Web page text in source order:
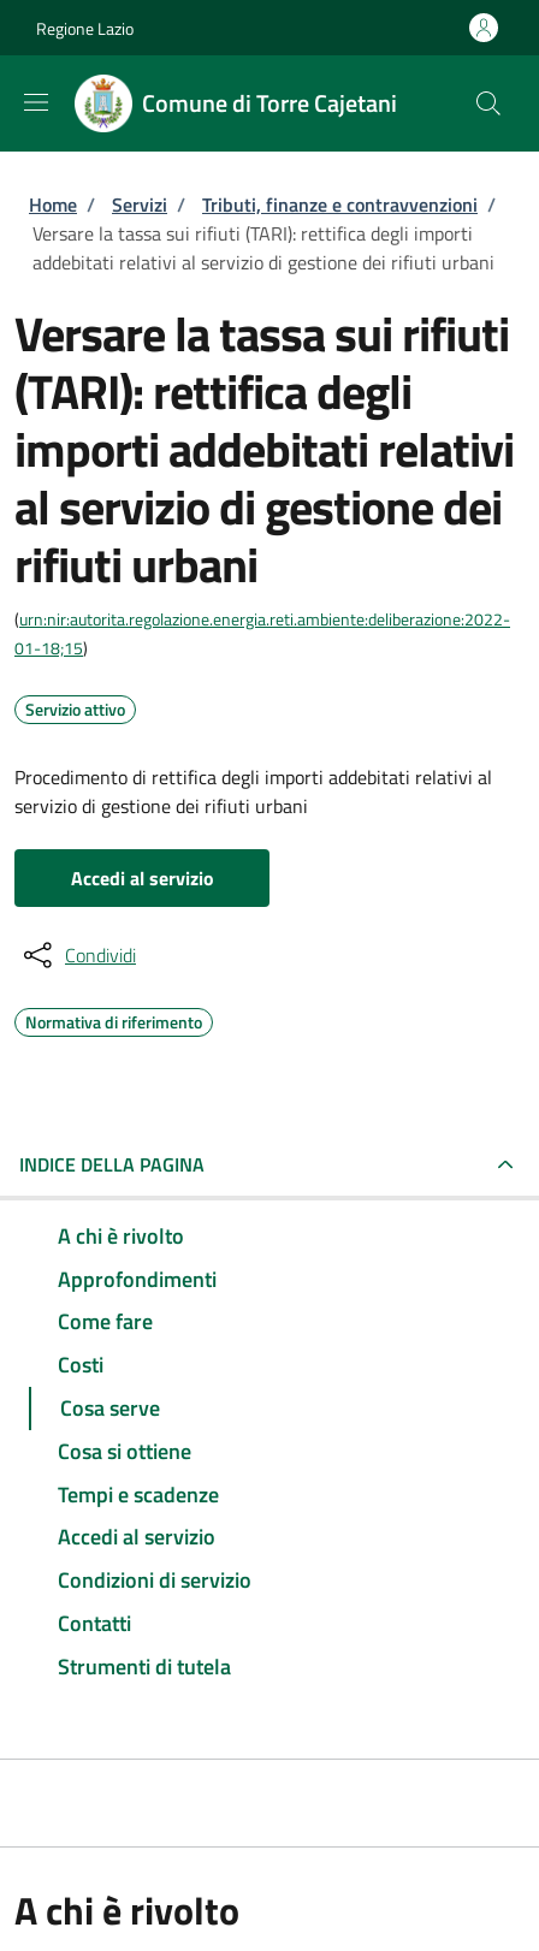
Regione Lazio
Comune di Torre Cajetani
Briciole di pane
Home / Servizi / Tributi, finanze e contravvenzioni /
Versare la tassa sui rifiuti (TARI): rettifica degli importi
addebitati relativi al servizio di gestione dei rifiuti urbani
Versare la tassa sui rifiuti
(TARI): rettifica degli
importi addebitati relativi
al servizio di gestione dei
rifiuti urbani
(urn:nir:autorita.regolazione.energia.reti.ambiente:deliberazione:2022-
01-18;15)
Servizio attivo
Procedimento di rettifica degli importi addebitati relativi al
servizio di gestione dei rifiuti urbani
Accedi al servizio
Condividi
Normativa di riferimento
INDICE DELLA PAGINA
A chi è rivolto
Approfondimenti
Come fare
Costi
Cosa serve
Cosa si ottiene
Tempi e scadenze
Accedi al servizio
Condizioni di servizio
Contatti
Strumenti di tutela
A chi è rivolto